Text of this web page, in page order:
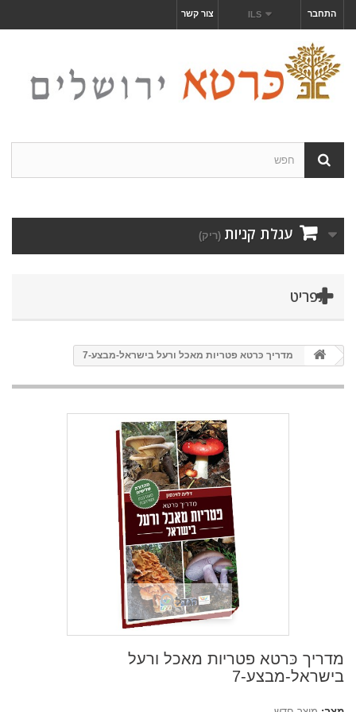
התחבר ILS צור קשר
עגלת קניות (ריק)
תפריט
מדריך כּרטא פטריות מאכל ורעל בישראל-מבצע-7
הגדל
מדריך כּרטא פטריות מאכל ורעל
בישראל-מבצע-7